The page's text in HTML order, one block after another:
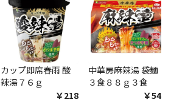
カップ即席春雨 酸
辣湯７６ｇ
￥218
中華房麻辣湯 袋麺
３食８８ｇ３食
￥548